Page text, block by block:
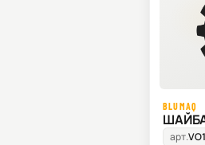
BLUMAQ
арт.